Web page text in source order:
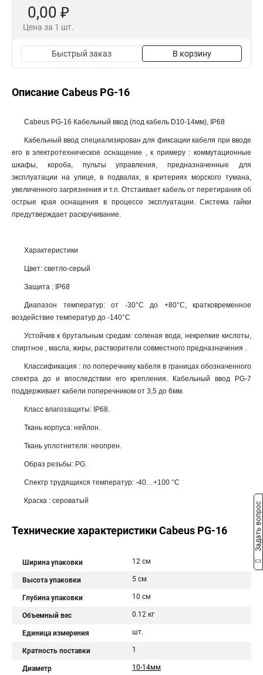
0,00 ₽
Цена за 1 шт.
Быстрый заказ В корзину
Описание Cabeus PG-16
Cabeus PG-16 Кабельный ввод (под кабель D10-14мм), IP68
Кабельный ввод специализирован для фиксации кабеля при вводе
его в электротехническое оснащение , к примеру : коммутационные
шкафы, короба, пульты управления, предназначенные для
эксплуатации на улице, в подвалах, в критериях морского тумана,
увеличенного загрязнения и т.п. Отстаивает кабель от перетирания об
острые края оснащения в процессе эксплуатации. Система гайки
предутверждает раскручивание.
Характеристики
Цвет: светло-серый
Защита : IP68
Диапазон температур: от -30°C до +80°C, кратковременное
воздействие температур до -140°С
Устойчив к брутальным средам: соленая вода, некрепкие кислоты,
спиртное , масла, жиры, растворители совместного предназначения .
Классификация : по поперечнику кабеля в границах обозначенного
спектра до и впоследствии его крепления. Кабельный ввод PG-7
поддерживает кабели поперечником от 3,5 до 6мм.
Класс влагозащиты: IP68.
Ткань корпуса: нейлон.
Ткань уплотнителя: неопрен.
Образ резьбы: PG.
Спектр трудящихся температур: -40…+100 °C
Краска : сероватый
Технические характеристики Cabeus PG-16
Ширина упаковки 12 см
Высота упаковки 5 см
Глубина упаковки 10 см
Объемный вес 0.12 кг
Единица измерения шт.
Кратность поставки 1
Диаметр 10-14мм
Задать вопрос